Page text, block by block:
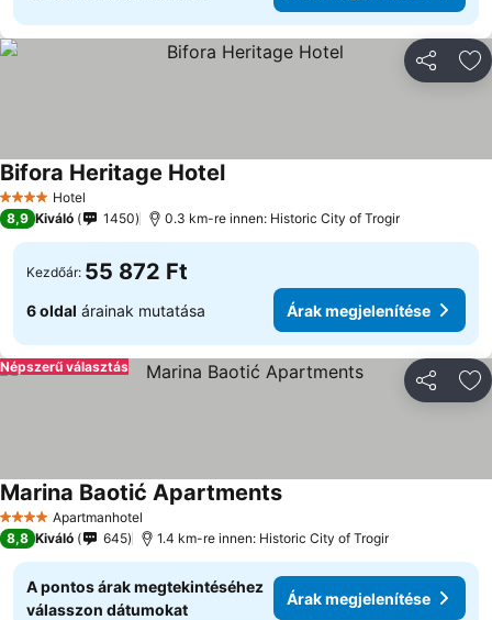
4 KategóriaHotel
Bifora Heritage Hotel
8,9 Kiváló 1450 0.3 km-re innen: Historic City of Trogir
Kezdőár: 55 872 Ft
6 oldal árainak mutatása Árak megjelenítése
Népszerű választás
4 KategóriaApartmanhotel
Marina Baotić Apartments
8,8 Kiváló 645 1.4 km-re innen: Historic City of Trogir
A pontos árak megtekintéséhez
válasszon dátumokat
Árak megjelenítése